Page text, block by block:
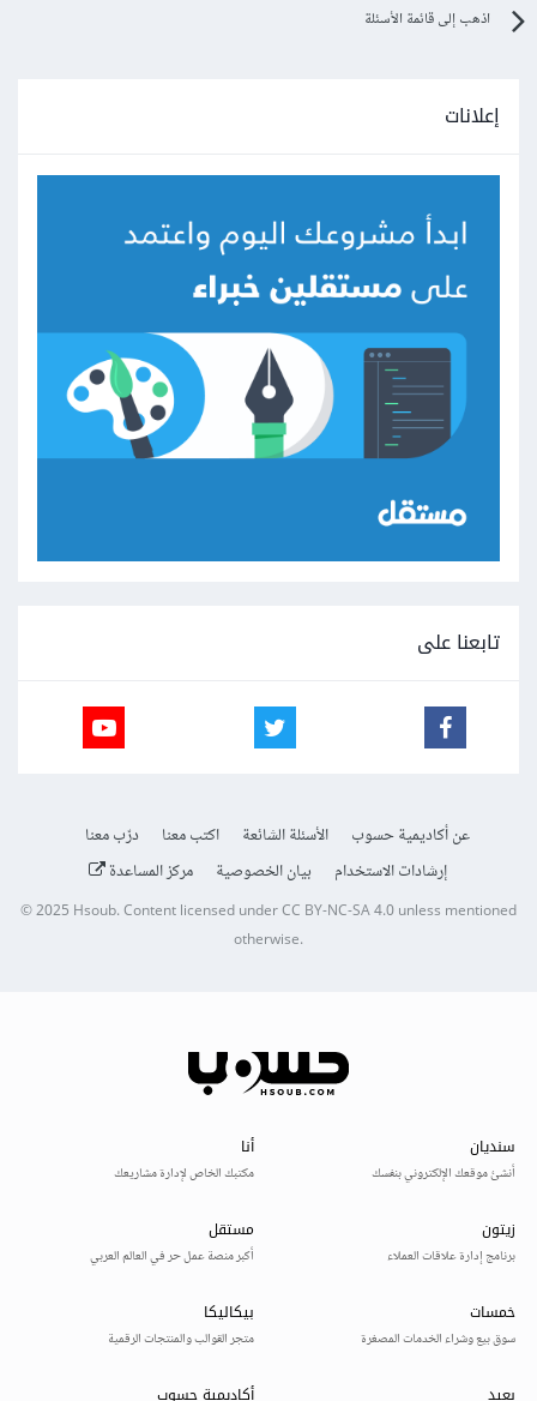
اذهب إلى قائمة الأسئلة
إعلانات
تابعنا على
عن أكاديمية حسوب الأسئلة الشائعة اكتب معنا
درّب معنا
إرشادات الاستخدام
بيان الخصوصية مركز المساعدة
© 2025Hsoub.Content licensed underCC BY-NC-SA 4.0unless mentioned
otherwise.